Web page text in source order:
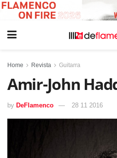
Home Revista Guitarra
Amir-John
by DeFlamenco 28 11 2016